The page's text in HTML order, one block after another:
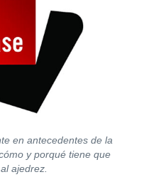
en antecedentes de la
y porqué tiene que
ajedrez.